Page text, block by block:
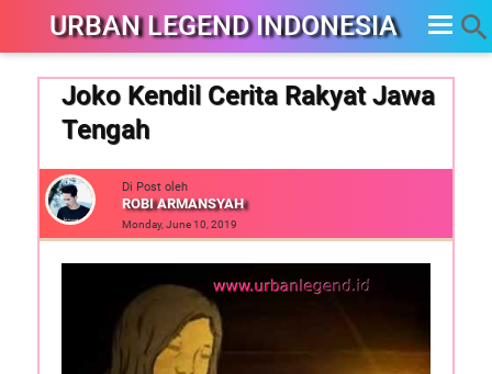
URBAN LEGEND INDONESIA
Joko Kendil Cerita Rakyat Jawa
Tengah
Di Post oleh
ROBI ARMANSYAH
Monday, June 10, 2019